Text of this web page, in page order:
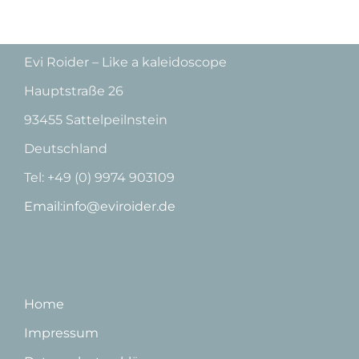
Evi Roider – Like a kaleidoscope
Hauptstraße 26
93455 Sattelpeilnstein
Deutschland
Tel: +49 (0) 9974 903109
Email:info@eviroider.de
Home
Impressum